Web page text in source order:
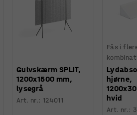
Gulvskærm SPLIT,
1200x1500 mm,
lysegrå
Art. nr.: 124011
Fås i
hjørne,
hvid
Art. nr.: